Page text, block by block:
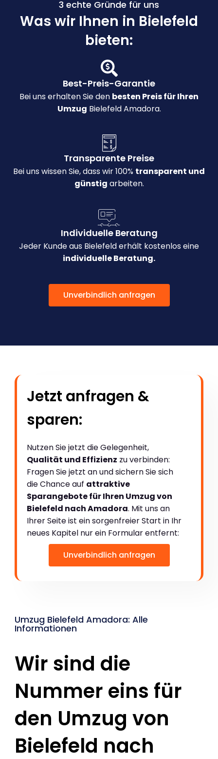
3 echte Gründe für uns
Was wir Ihnen in Bielefeld
bieten:
Best-Preis-Garantie
Bei uns erhalten Sie den besten Preis für Ihren
Umzug Bielefeld Amadora.
Transparente Preise
Bei uns wissen Sie, dass wir 100% transparent und
günstig arbeiten.
Individuelle Beratung
Jeder Kunde aus Bielefeld erhält kostenlos eine
individuelle Beratung.
Unverbindlich anfragen
Jetzt anfragen &
sparen:
Nutzen Sie jetzt die Gelegenheit,
Qualität und Effizienz zu verbinden:
Fragen Sie jetzt an und sichern Sie sich
die Chance auf attraktive
Sparangebote für Ihren Umzug von
Bielefeld nach Amadora. Mit uns an
Ihrer Seite ist ein sorgenfreier Start in Ihr
neues Kapitel nur ein Formular entfernt:
Unverbindlich anfragen
Umzug Bielefeld Amadora: Alle
Informationen
Wir sind die
Nummer eins für
den Umzug von
Bielefeld nach